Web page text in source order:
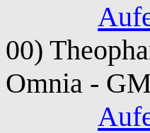
00)
Omnia -